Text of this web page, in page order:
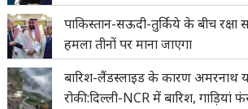
पाकिस्तान-सऊदी-तुर्किये के बीच
हमला तीनों पर माना जाएगा
बारिश-लैंडस्लाइड के कारण अमरनाथ
रोकी:दिल्ली-NCR में बारिश, गाड़ियां